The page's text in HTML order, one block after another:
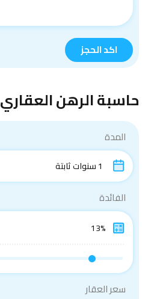
حاسبة الرهن العقاري
المدة
1 سنوات ثابتة
الفائدة
سعر العقار